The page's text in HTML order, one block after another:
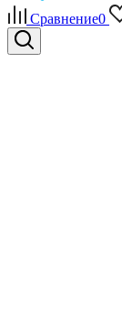
Сравнение0